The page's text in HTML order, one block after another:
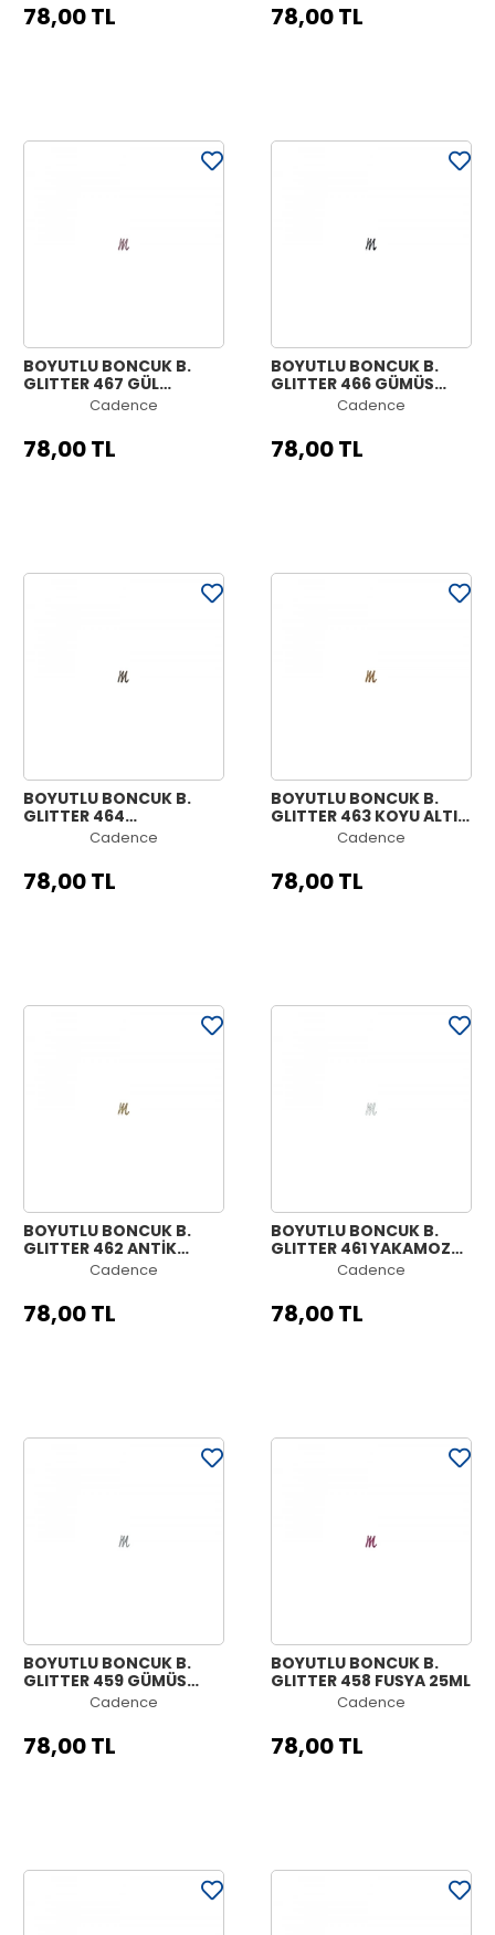
78,00 TL 78,00 TL
BOYUTLU BONCUK B.
GLITTER 467 GÜL
KURUSU 25ML
Cadence
78,00 TL
BOYUTLU BONCUK B.
GLITTER 466 GÜMÜŞ
SİYAH 25MLCadence
78,00 TL
BOYUTLU BONCUK B.
GLITTER 464
KAHVERENGİ 25ML
Cadence
78,00 TL
BOYUTLU BONCUK B.
GLITTER 463 KOYU ALTIN
Cadence
78,00 TL
BOYUTLU BONCUK B.
GLITTER 462 ANTİK
ALTIN 25MLCadence
78,00 TL
BOYUTLU BONCUK B.
GLITTER 461 YAKAMOZ
Cadence
78,00 TL
BOYUTLU BONCUK B.
GLITTER 459 GÜMÜŞ
GÖKKUŞAĞI 25ML
Cadence
78,00 TL
BOYUTLU BONCUK B.
GLITTER 458 FUŞYA 25ML
Cadence
78,00 TL